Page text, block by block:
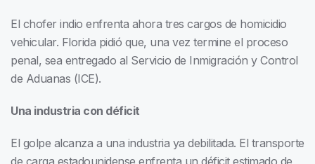
El chofer indio enfrenta ahora tres cargos de homicidio
vehicular. Florida pidió que, una vez termine el proceso
penal, sea entregado al Servicio de Inmigración y Control
de Aduanas (ICE).
Una industria con déficit
El golpe alcanza a una industria ya debilitada. El transporte